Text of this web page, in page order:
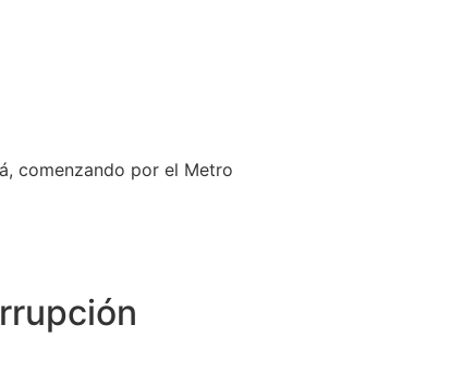
comenzando por el Metro